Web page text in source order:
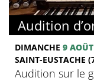
Audition
DIMANCHE 9 AOÛT
SAINT-EUSTACHE
Audition sur le